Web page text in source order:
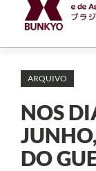
ARQUIVO
NOS
DO